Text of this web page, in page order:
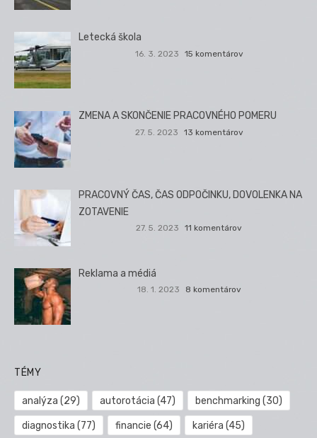
Letecká škola
16. 3. 2023 15 komentárov
ZMENA A SKONČENIE PRACOVNÉHO POMERU
27. 5. 2023 13 komentárov
PRACOVNÝ ČAS, ČAS ODPOČINKU, DOVOLENKA NA
ZOTAVENIE
27. 5. 2023 11 komentárov
Reklama a médiá
18. 1. 2023 8 komentárov
TÉMY
analýza (29) autorotácia (47) benchmarking (30)
diagnostika (77) financie (64) kariéra (45)